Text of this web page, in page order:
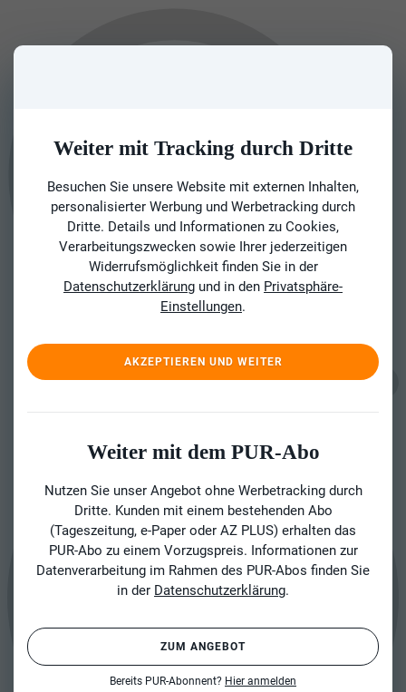
Weiter mit Tracking durch Dritte
Besuchen Sie unsere Website mit externen Inhalten,
personalisierter Werbung und Werbetracking durch
Dritte. Details und Informationen zu Cookies,
Verarbeitungszwecken sowie Ihrer jederzeitigen
Widerrufsmöglichkeit finden Sie in der
Datenschutzerklärung und in den Privatsphäre-
Einstellungen.
AKZEPTIEREN UND WEITER
Weiter mit dem PUR-Abo
Nutzen Sie unser Angebot ohne Werbetracking durch
Dritte. Kunden mit einem bestehenden Abo
(Tageszeitung, e-Paper oder AZ PLUS) erhalten das
PUR-Abo zu einem Vorzugspreis. Informationen zur
Datenverarbeitung im Rahmen des PUR-Abos finden Sie
in der Datenschutzerklärung.
ZUM ANGEBOT
Bereits PUR-Abonnent? Hier anmelden